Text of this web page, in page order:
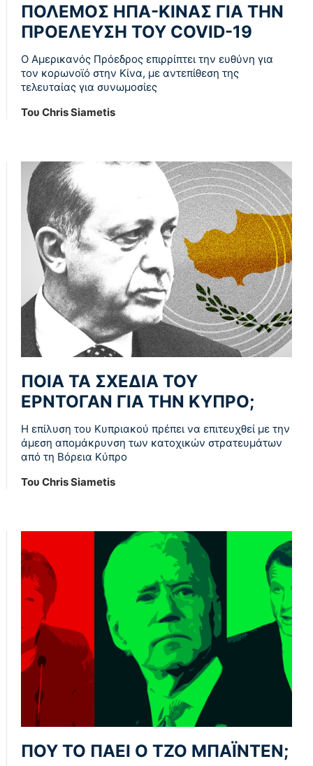
ΠΟΛΕΜΟΣ ΗΠΑ-ΚΙΝΑΣ ΓΙΑ ΤΗΝ
ΠΡΟΕΛΕΥΣΗ ΤΟΥ COVID-19
Ο Αμερικανός Πρόεδρος επιρρίπτει την ευθύνη για
τον κορωνοϊό στην Κίνα, με αντεπίθεση της
τελευταίας για συνωμοσίες
Του Chris Siametis
ΠΟΙΑ ΤΑ ΣΧΕΔΙΑ ΤΟΥ
ΕΡΝΤΟΓΑΝ ΓΙΑ ΤΗΝ ΚΥΠΡΟ;
Η επίλυση του Κυπριακού πρέπει να επιτευχθεί με την
άμεση απομάκρυνση των κατοχικών στρατευμάτων
από τη Βόρεια Κύπρο
Του Chris Siametis
ΠΟΥ ΤΟ ΠΑΕΙ Ο ΤΖΟ ΜΠΑΪΝΤΕΝ;